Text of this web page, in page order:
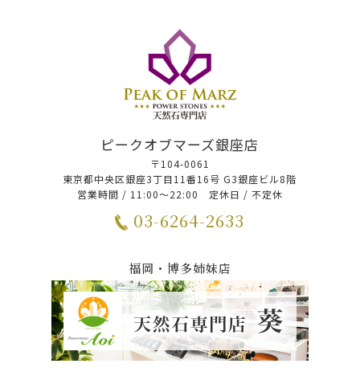
ピークオブマーズ銀座店
〒104-0061
東京都中央区銀座3丁目11番16号 G3銀座ビル8階
営業時間 / 11:00～22:00 定休日 / 不定休
03-6264-2633
福岡・博多姉妹店